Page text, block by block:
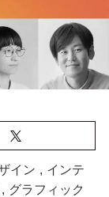
イン , インテ
, グラフィック